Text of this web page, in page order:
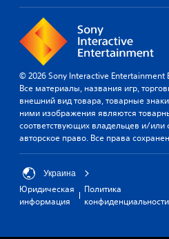
© 2026 Sony Interactive Entertainment
Все материалы, названия игр,
внешний вид товара, товарные
ними изображения являются
соответствующих владельцев и/или
авторское право. Все права
Украина
Юридическая
информация
Политика
конфиденциальности